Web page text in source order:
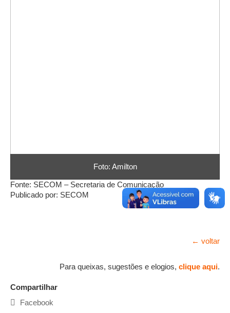
Foto: Amilton
Fonte: SECOM – Secretaria de Comunicação
Publicado por: SECOM
← voltar
Para queixas, sugestões e elogios, clique aqui.
Compartilhar
Facebook